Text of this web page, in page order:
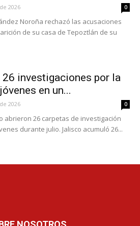
2026 0
Noroña rechazó las acusaciones
de su casa de Tepoztlán de su
investigaciones por la
en un...
2026 0
abrieron 26 carpetas de investigación
durante julio. Jalisco acumuló 26...